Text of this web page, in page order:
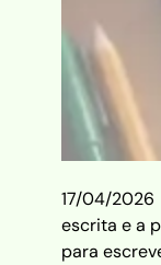
17/04/2026
escrita e a
para